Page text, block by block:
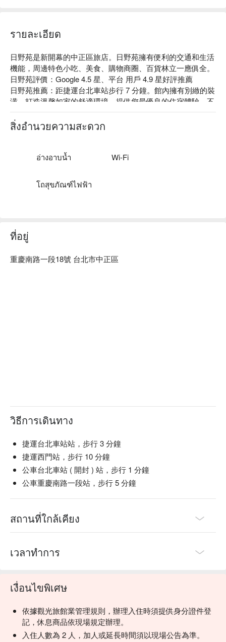
รายละเอียด
日野苑是新開幕的中正區旅店。日野苑擁有便利的交通和生活
機能，周邊特色小吃、美食、購物商圈、百貨林立一應俱全。
日野苑評價：Google 4.5 星、平台 用戶 4.9 星好評推薦
日野苑推薦：距捷運台北車站步行 7 分鐘。館內擁有別緻的裝
潢，打造溫馨如家的舒適環境，提供您最優良的住宿體驗，不
論是出差工作還是外出旅遊皆能滿足您的需求。
日野苑股份有限公司，統編：83550901。
สิ่งอำนวยความสะดวก
อ่างอาบน้ำ Wi-Fi
โถสุขภัณฑ์ไฟฟ้า
ที่อยู่
重慶南路一段18號 台北市中正區
วิธีการเดินทาง
捷運台北車站站，步行 3 分鐘
捷運西門站，步行 10 分鐘
公車台北車站 ( 開封 ) 站，步行 1 分鐘
公車重慶南路一段站，步行 5 分鐘
สถานที่ใกล้เคียง
เวลาทำการ
เงื่อนไขพิเศษ
依據觀光旅館業管理規則，辦理入住時須提供身分證件登
記，休息商品依現場規定辦理。
入住人數為 2 人，加人或延長時間須以現場公告為準。